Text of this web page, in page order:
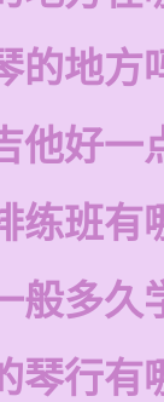
的地方
他好一
练班有
般多久
琴行有